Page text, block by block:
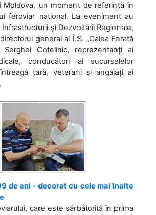
Moldova, un moment de referință în
feroviar național. La eveniment au
și Dezvoltării Regionale,
general al Î.S. „Calea Ferată
Cotelinic, reprezentanți ai
conducători ai sucursalelor
țară, veterani și angajați ai
de ani - decorat cu cele mai înalte
care este sărbătorită în prima